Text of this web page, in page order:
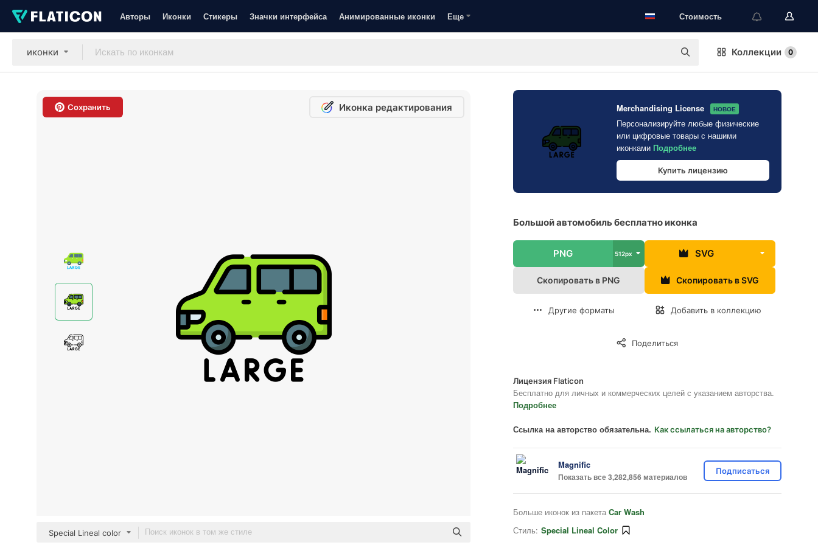
Авторы Иконки Стикеры Значки интерфейса Анимированные иконки Еще Стоимость
иконки Коллекции 0
Сохранить Иконка редактирования
Special Lineal color
Merchandising License НОВОЕ
Персонализируйте любые физические
или цифровые товары с нашими
иконками Подробнее
Купить лицензию
Большой автомобиль бесплатно иконка
PNG 512px SVG
Скопировать в PNG Скопировать в SVG
Другие форматы Добавить в коллекцию
Поделиться
Лицензия Flaticon
Бесплатно для личных и коммерческих целей с указанием авторства.
Подробнее
Ссылка на авторство обязательна. Как ссылаться на авторство?
Magnific
Показать все 3,282,856 материалов
Подписаться
Больше иконок из пакета Car Wash
Стиль: Special Lineal Color